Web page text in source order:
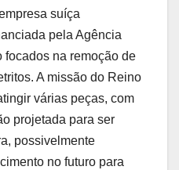
suíça
pela Agência
focados na remoção de
A missão do Reino
várias peças, com
projetada para ser
possivelmente
no futuro para